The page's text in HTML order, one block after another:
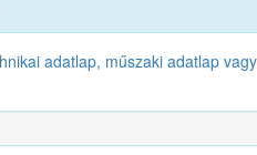
adatlap, műszaki adatlap